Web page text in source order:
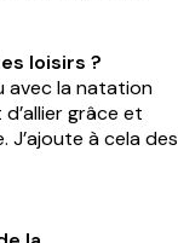
loisirs ?
avec la natation
grâce et
à cela des